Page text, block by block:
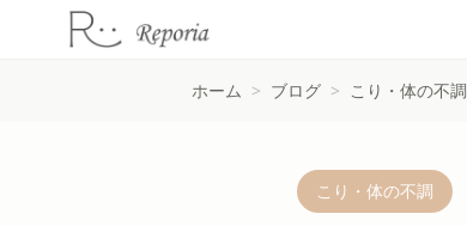
ホーム > ブログ > こり・体の不調
こり・体の不調